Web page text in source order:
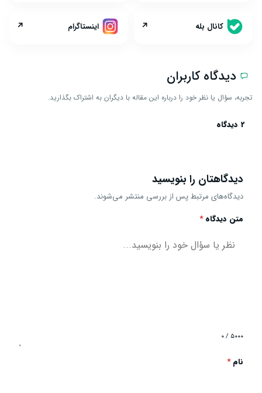
کانال بله ↗ اینستاگرام ↗
دیدگاه کاربران
تجربه، سؤال یا نظر خود را درباره این مقاله با دیگران به اشتراک بگذارید.
2 دیدگاه
دیدگاهتان را بنویسید
دیدگاه‌های مرتبط پس از بررسی منتشر می‌شوند.
متن دیدگاه*
۰ / ۵۰۰۰
نام*